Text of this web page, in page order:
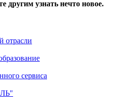
другим узнать нечто новое.
отрасли
сервиса